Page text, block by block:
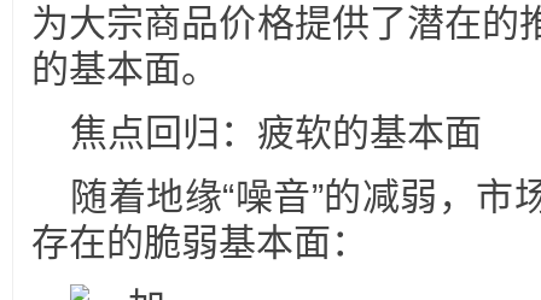
为大宗商品价格提供了潜在的
的基本面。
焦点回归：疲软的基本面
随着地缘“噪音”的减弱，
存在的脆弱基本面：